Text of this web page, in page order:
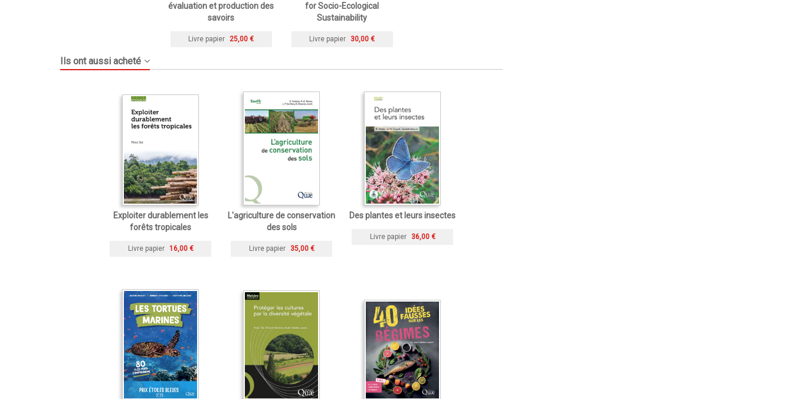
évaluation et production des
savoirs
Livre papier 25,00 €
for Socio-Ecological
Sustainability
Livre papier 30,00 €
Ils ont aussi acheté
Exploiter durablement les
forêts tropicales
Livre papier 16,00 €
L'agriculture de conservation
des sols
Livre papier 35,00 €
Des plantes et leurs insectes
Livre papier 36,00 €